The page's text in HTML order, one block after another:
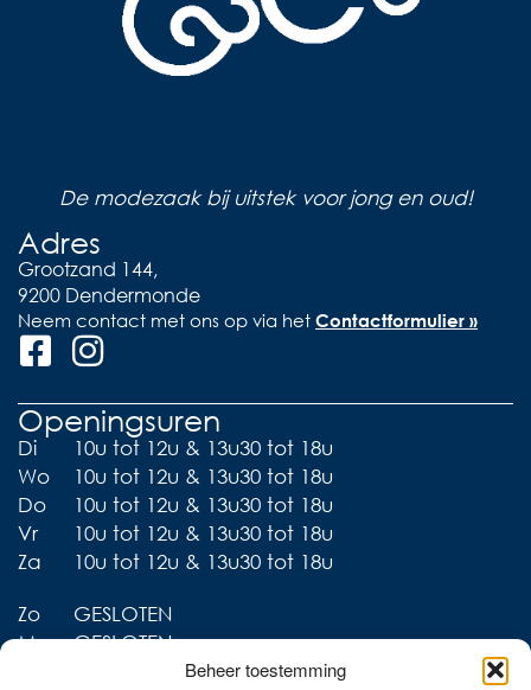
Beheer toestemming
De modezaak bij uitstek voor jong en oud!
Adres
Grootzand 144,
9200 Dendermonde
Neem contact met ons op via het Contactformulier »
Openingsuren
Di
10u tot 12u & 13u30 tot 18u
Wo
10u tot 12u & 13u30 tot 18u
Do
10u tot 12u & 13u30 tot 18u
Vr
10u tot 12u & 13u30 tot 18u
Za
10u tot 12u & 13u30 tot 18u
Zo
GESLOTEN
Ma
GESLOTEN